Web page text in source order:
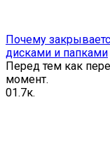
Почему
дисками и папками
Перед тем как
момент.
01.7к.